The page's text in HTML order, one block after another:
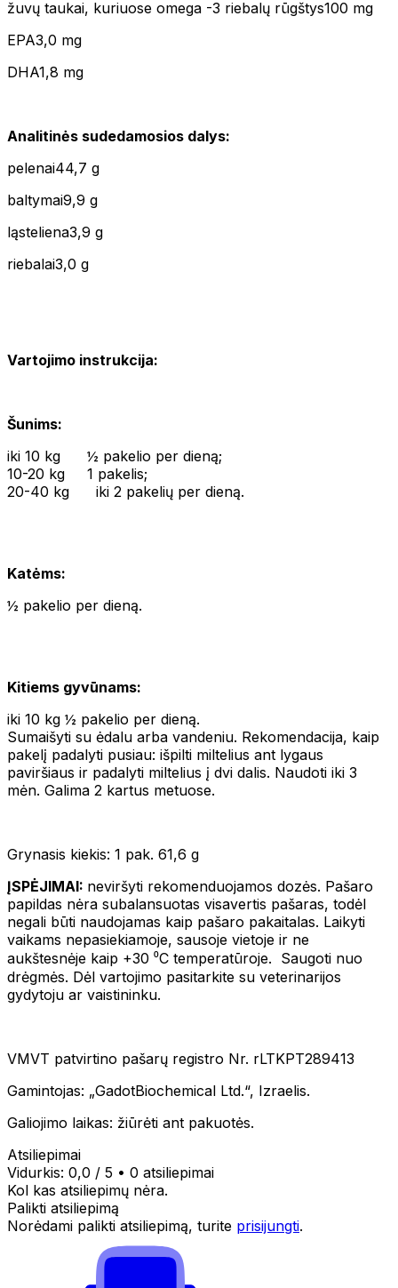
žuvų taukai, kuriuose omega -3 riebalų rūgštys100 mg
EPA3,0 mg
DHA1,8 mg
Analitinės sudedamosios dalys:
pelenai44,7 g
baltymai9,9 g
ląsteliena3,9 g
riebalai3,0 g
Vartojimo instrukcija:
Šunims:
iki 10 kg ½ pakelio per dieną;
10-20 kg 1 pakelis;
20-40 kg iki 2 pakelių per dieną.
Katėms:
½ pakelio per dieną.
Kitiems gyvūnams:
iki 10 kg ½ pakelio per dieną.
Sumaišyti su ėdalu arba vandeniu. Rekomendacija, kaip
pakelį padalyti pusiau: išpilti miltelius ant lygaus
paviršiaus ir padalyti miltelius į dvi dalis. Naudoti iki 3
mėn. Galima 2 kartus metuose.
Grynasis kiekis: 1 pak. 61,6 g
ĮSPĖJIMAI: neviršyti rekomenduojamos dozės. Pašaro
papildas nėra subalansuotas visavertis pašaras, todėl
negali būti naudojamas kaip pašaro pakaitalas. Laikyti
vaikams nepasiekiamoje, sausoje vietoje ir ne
aukštesnėje kaip +30 ⁰C temperatūroje. Saugoti nuo
drėgmės. Dėl vartojimo pasitarkite su veterinarijos
gydytoju ar vaistininku.
VMVT patvirtino pašarų registro Nr. rLTKPT289413
Gamintojas: „GadotBiochemical Ltd.“, Izraelis.
Galiojimo laikas: žiūrėti ant pakuotės.
Atsiliepimai
Vidurkis: 0,0 / 5 • 0 atsiliepimai
Kol kas atsiliepimų nėra.
Palikti atsiliepimą
Norėdami palikti atsiliepimą, turite prisijungti.